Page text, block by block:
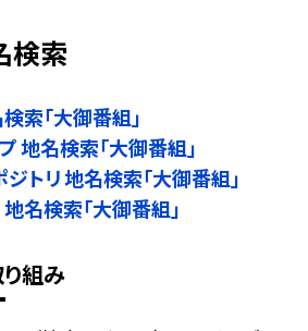
検索
索「大御番組」
地名検索「大御番組」
トリ 地名検索「大御番組」
名検索「大御番組」
組み